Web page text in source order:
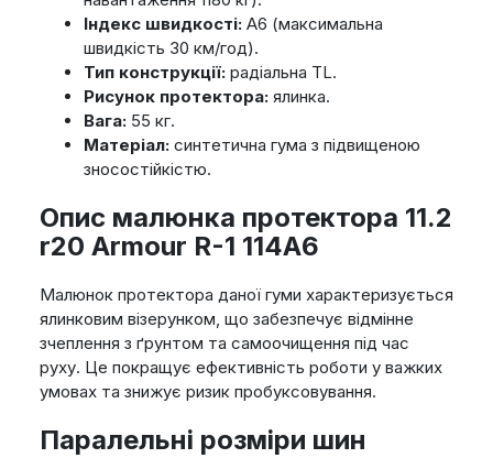
Індекс швидкості:A6 (максимальна
швидкість 30 км/год).
Тип конструкції:радіальна TL.
Рисунок протектора:ялинка.
Вага:55 кг.
Матеріал:синтетична гума з підвищеною
зносостійкістю.
Опис малюнка протектора 11.2
r20 Armour R-1 114A6
Малюнок протектора даної гуми характеризується
ялинковим візерунком, що забезпечує відмінне
зчеплення з ґрунтом та самоочищення під час
руху. Це покращує ефективність роботи у важких
умовах та знижує ризик пробуксовування.
Паралельні розміри шин